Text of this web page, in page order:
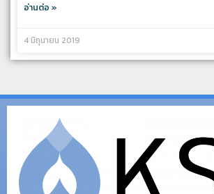
อ่านต่อ »
4 มิถุนายน 2019